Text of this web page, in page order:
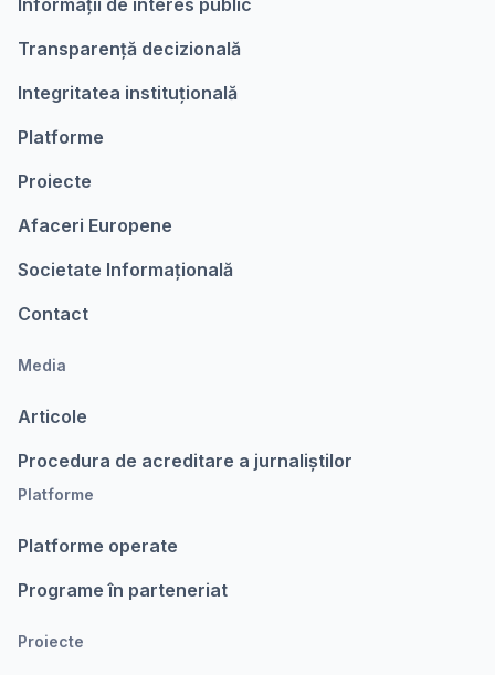
Informații de interes public
Transparență decizională
Integritatea instituțională
Platforme
Proiecte
Afaceri Europene
Societate Informațională
Contact
Media
Articole
Procedura de acreditare a jurnaliștilor
Platforme
Platforme operate
Programe în parteneriat
Proiecte